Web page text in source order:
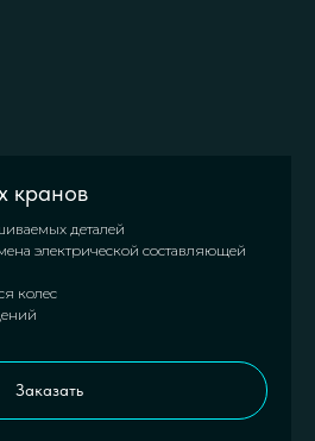
кранов
деталей
электрической составляющей
колес
Заказать